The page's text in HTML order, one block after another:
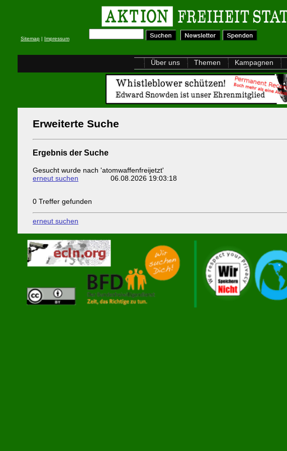
Sitemap | Impressum
Über uns Themen Kampagnen
Erweiterte Suche
Ergebnis der Suche
Gesucht wurde nach 'atomwaffenfreijetzt'
erneut suchen 06.08.2026 19:03:18
0 Treffer gefunden
erneut suchen